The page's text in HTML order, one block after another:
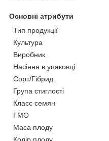
Основні атрибути
Тип продукції
Культура
Виробник
Насіння в упаковці
Сорт/Гібрид
Група стиглості
Класс семян
ГМО
Маса плоду
Колір плоду